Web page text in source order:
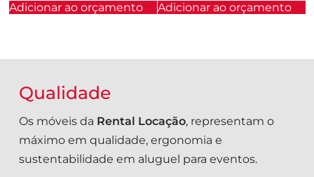
Adicionar ao orçamento Adicionar ao orçamento
Qualidade
Os móveis da Rental Locação, representam o
máximo em qualidade, ergonomia e
sustentabilidade em aluguel para eventos.